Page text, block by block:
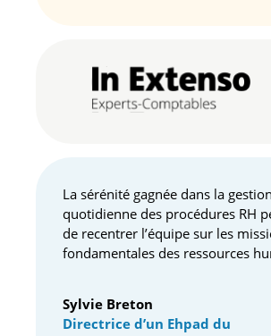
La sérénité gagnée dans la gestion
quotidienne des procédures RH
de recentrer l’équipe sur les
fondamentales des ressources
Sylvie Breton
Directrice d’un Ehpad du